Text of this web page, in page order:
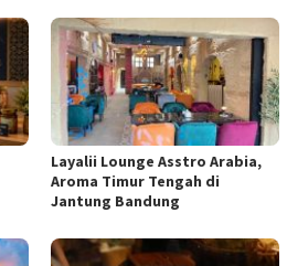
Layalii Lounge Asstro Arabia,
Aroma Timur Tengah di
Jantung Bandung